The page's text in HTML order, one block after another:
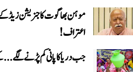
موہن بھاگوت کا جنریشن زیڈ
اعتراف!
جب دریا کا پانی کم پڑنے